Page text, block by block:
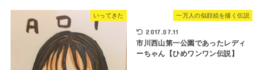
いってきた 一万人の似顔絵を描く伝説
2017.07.11
市川西山第一公園であったレディ
ーちゃん【ひめワンワン伝説】